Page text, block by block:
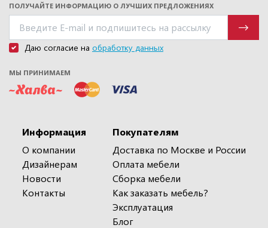
ПОЛУЧАЙТЕ ИНФОРМАЦИЮ О ЛУЧШИХ ПРЕДЛОЖЕНИЯХ
Даю согласие на обработку данных
МЫ ПРИНИМАЕМ
Информация
О компании
Дизайнерам
Новости
Контакты
Покупателям
Доставка по Москве и России
Оплата мебели
Сборка мебели
Как заказать мебель?
Эксплуатация
Блог